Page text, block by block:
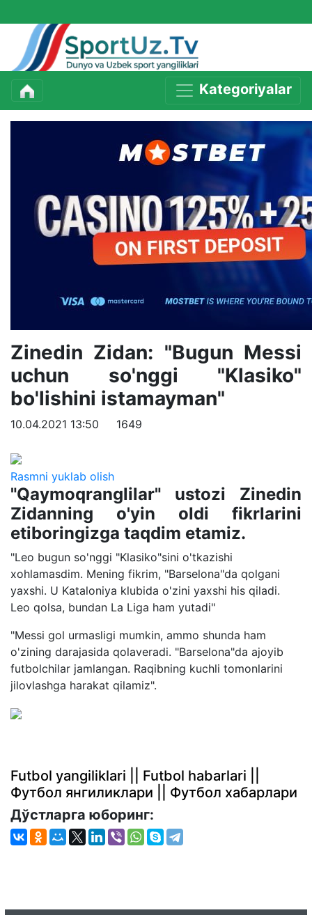
Kategoriyalar
Zinedin Zidan: "Bugun Messi
uchun so'nggi "Klasiko"
bo'lishini istamayman"
10.04.2021 13:50 1649
Rasmni yuklab olish
"Qaymoqranglilar" ustozi Zinedin
Zidanning o'yin oldi fikrlarini
etiboringizga taqdim etamiz.
"Leo bugun so'nggi "Klasiko"sini o'tkazishi
xohlamasdim. Mening fikrim, "Barselona"da qolgani
yaxshi. U Kataloniya klubida o'zini yaxshi his qiladi.
Leo qolsa, bundan La Liga ham yutadi"
"Messi gol urmasligi mumkin, ammo shunda ham
o'zining darajasida qolaveradi. "Barselona"da ajoyib
futbolchilar jamlangan. Raqibning kuchli tomonlarini
jilovlashga harakat qilamiz".
Futbol yangiliklari || Futbol habarlari ||
Футбол янгиликлари || Футбол хабарлари
Дўстларга юборинг: